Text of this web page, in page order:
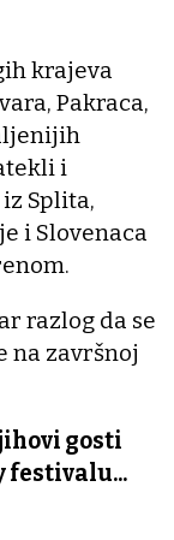
krajeva
Pakraca,
i
Splita,
i Slovenaca
razlog da se
na završnoj
gosti
festivalu...